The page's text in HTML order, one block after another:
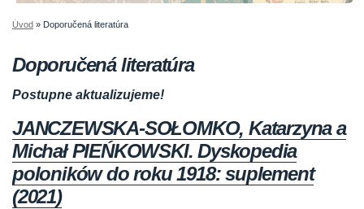
Úvod » Doporučená literatúra
Doporučená literatúra
Postupne aktualizujeme!
JANCZEWSKA-SOŁOMKO, Katarzyna a
Michał PIEŃKOWSKI. Dyskopedia
poloników do roku 1918: suplement
(2021)